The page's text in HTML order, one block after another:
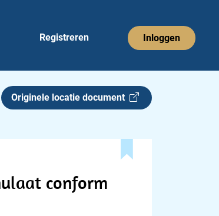
Registreren Inloggen
Originele locatie document
conform